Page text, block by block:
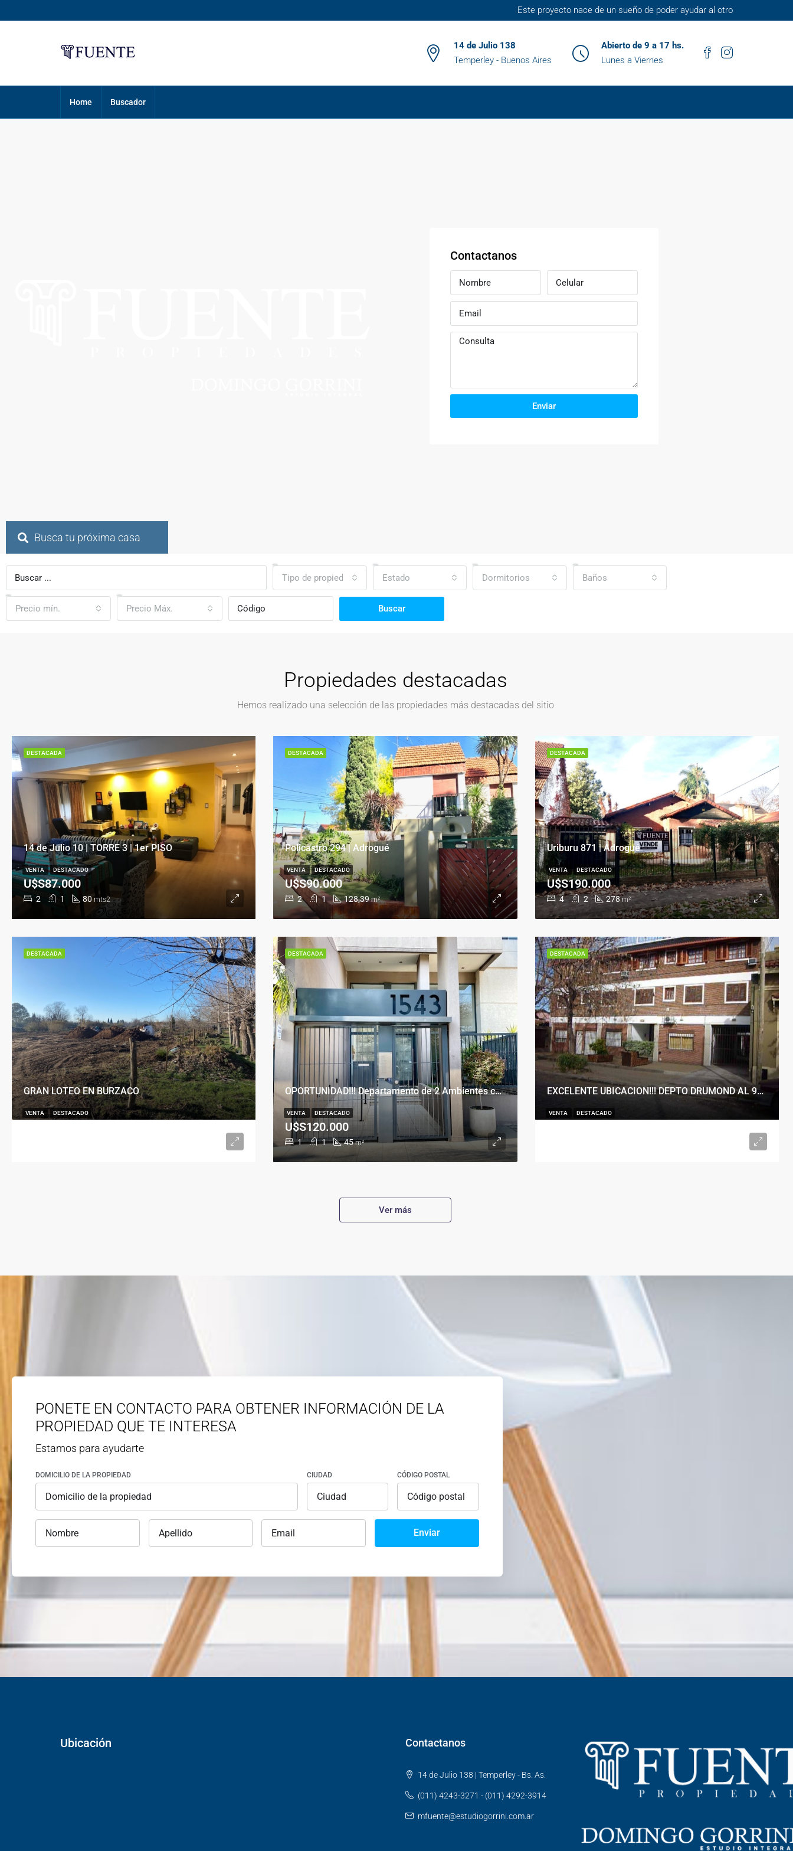
Este proyecto nace de un sueño de poder ayudar al otro
14 de Julio 138
Temperley - Buenos Aires
Abierto de 9 a 17 hs.
Lunes a Viernes
Home Buscador
Contactanos
Enviar
Busca tu próxima casa
Tipo de propiedad Estado Dormitorios Baños
Precio mín. Precio Máx. Buscar
Propiedades destacadas
Hemos realizado una selección de las propiedades más destacadas del sitio
14 de Julio 10 | TORRE 3 | 1er PISO
2 1 80 mts2
U$S87.000
VENTA DESTACADO
DESTACADA
Policastro 294 | Adrogué
2 1 128,39 m²
U$S90.000
VENTA DESTACADO
DESTACADA
Uriburu 871 | Adrogué
4 2 278 m²
U$S190.000
VENTA DESTACADO
DESTACADA
GRAN LOTEO EN BURZACO
VENTA DESTACADO
DESTACADA
OPORTUNIDAD!!! Departamento de 2 Ambientes con Cochera en Banfield Este
1 1 45 m²
U$S120.000
VENTA DESTACADO
DESTACADA
EXCELENTE UBICACION!!! DEPTO DRUMOND AL 900
VENTA DESTACADO
DESTACADA
Ver más
PONETE EN CONTACTO PARA OBTENER INFORMACIÓN DE LA
PROPIEDAD QUE TE INTERESA
Estamos para ayudarte
DOMICILIO DE LA PROPIEDAD CIUDAD CÓDIGO POSTAL
Enviar
Ubicación Contactanos
14 de Julio 138 | Temperley - Bs. As.
(011) 4243-3271 - (011) 4292-3914
mfuente@estudiogorrini.com.ar